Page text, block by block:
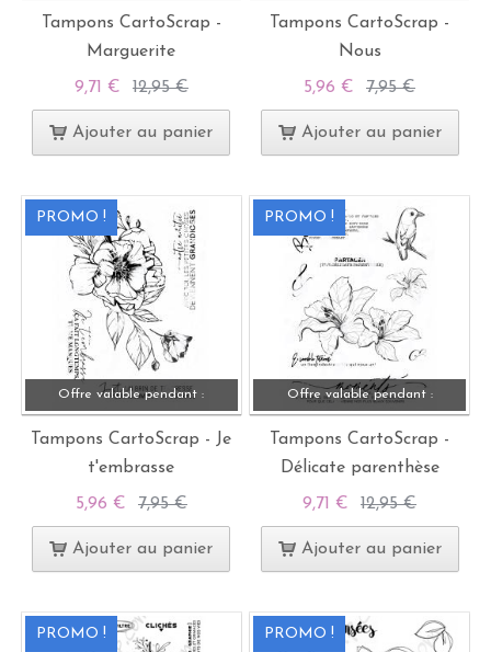
Tampons CartoScrap -
Marguerite
9,71 € 12,95 €
Ajouter au panier
Tampons CartoScrap -
Nous
5,96 € 7,95 €
Ajouter au panier
PROMO !
Offre valable pendant :
Tampons CartoScrap - Je
t'embrasse
5,96 € 7,95 €
Ajouter au panier
PROMO !
Offre valable pendant :
Tampons CartoScrap -
Délicate parenthèse
9,71 € 12,95 €
Ajouter au panier
PROMO ! PROMO !